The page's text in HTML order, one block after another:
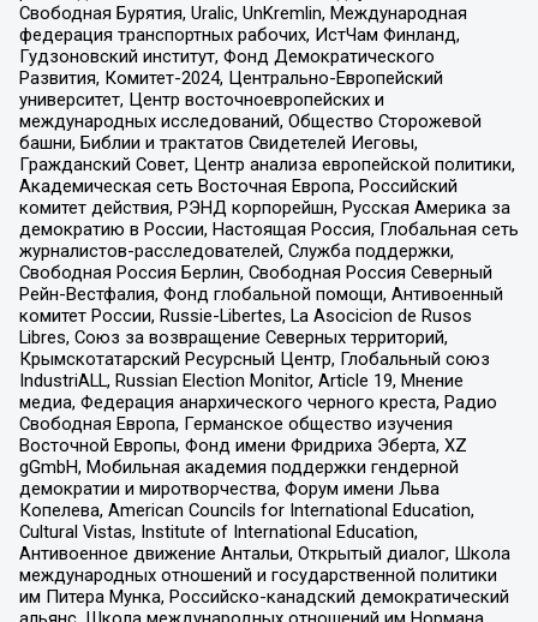
Свободная Бурятия, Uralic, UnKremlin, Международная
федерация транспортных рабочих, ИстЧам Финланд,
Гудзоновский институт, Фонд Демократического
Развития, Комитет-2024, Центрально-Европейский
университет, Центр восточноевропейских и
международных исследований, Общество Сторожевой
башни, Библии и трактатов Свидетелей Иеговы,
Гражданский Совет, Центр анализа европейской политики,
Академическая сеть Восточная Европа, Российский
комитет действия, РЭНД корпорейшн, Русская Америка за
демократию в России, Настоящая Россия, Глобальная сеть
журналистов-расследователей, Служба поддержки,
Свободная Россия Берлин, Свободная Россия Северный
Рейн-Вестфалия, Фонд глобальной помощи, Антивоенный
комитет России, Russie-Libertes, La Asocicion de Rusos
Libres, Союз за возвращение Северных территорий,
Крымскотатарский Ресурсный Центр, Глобальный союз
IndustriALL, Russian Election Monitor, Article 19, Мнение
медиа, Федерация анархического черного креста, Радио
Свободная Европа, Германское общество изучения
Восточной Европы, Фонд имени Фридриха Эберта, XZ
gGmbH, Мобильная академия поддержки гендерной
демократии и миротворчества, Форум имени Льва
Копелева, American Councils for International Education,
Cultural Vistas, Institute of International Education,
Антивоенное движение Антальи, Открытый диалог, Школа
международных отношений и государственной политики
им Питера Мунка, Российско-канадский демократический